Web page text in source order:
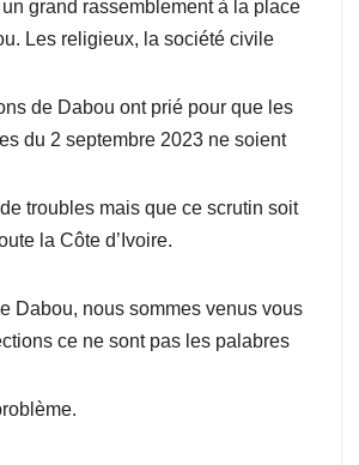
grand rassemblement à la place
Les religieux, la société civile
de Dabou ont prié pour que les
du 2 septembre 2023 ne soient
troubles mais que ce scrutin soit
la Côte d’Ivoire.
Dabou, nous sommes venus vous
ce ne sont pas les palabres